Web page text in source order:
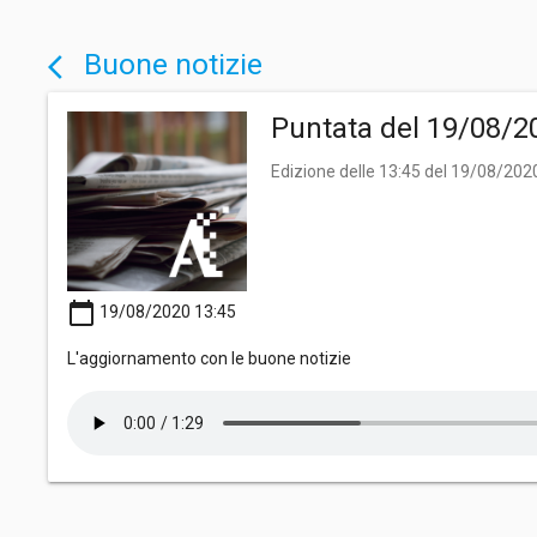
arrow_back_ios Buone notizie
Puntata del 19/08/
Edizione delle 13:45 del 19/08/
calendar_today 19/08/2020 13:45
L'aggiornamento con le buone notizie